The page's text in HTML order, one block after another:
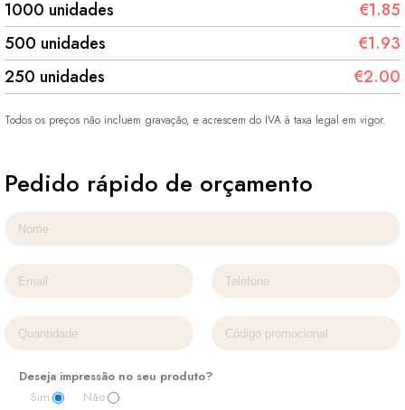
1000 unidades
€1.85
500 unidades
€1.93
250 unidades
€2.00
Todos os preços não incluem gravação, e acrescem do IVA à taxa legal em vigor.
Pedido rápido de orçamento
Deseja impressão no seu produto?
Sim
Não